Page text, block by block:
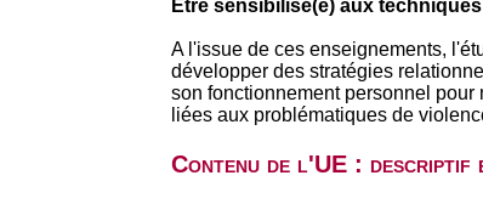
Être sensibilisé(e) aux
A l'issue de ces enseignements,
développer des stratégies
son fonctionnement personnel
liées aux problématiques de
Contenu de l'UE : descriptif